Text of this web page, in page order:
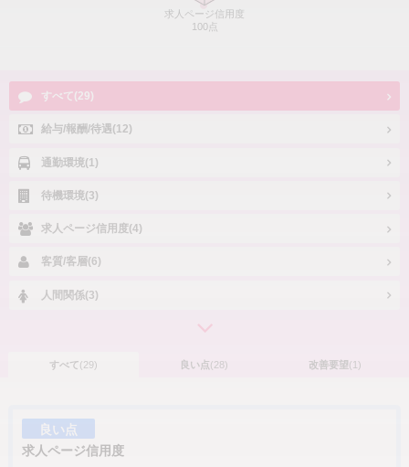
求人ページ信用度
100点
すべて(29)
給与/報酬/待遇(12)
通勤環境(1)
待機環境(3)
求人ページ信用度(4)
客質/客層(6)
人間関係(3)
すべて(29) 良い点(28) 改善要望 (1)
良い点
求人ページ信用度